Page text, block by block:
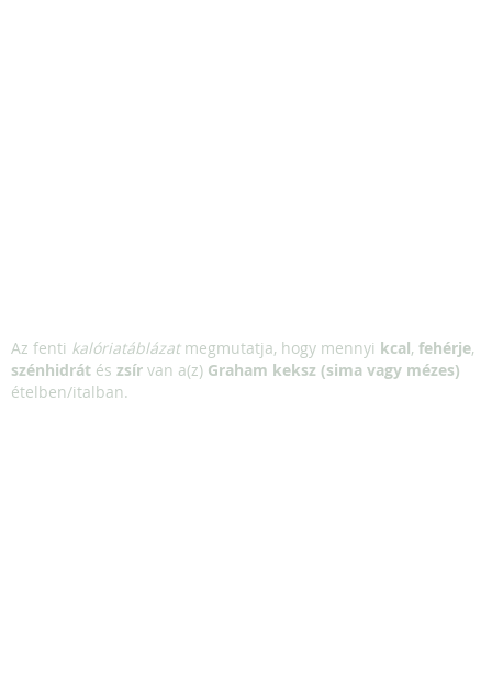
Az fenti kalóriatáblázatmegmutatja, hogy mennyi kcal, fehérje,
szénhidrát és zsír van a(z) Graham keksz (sima vagy mézes)
ételben/italban.